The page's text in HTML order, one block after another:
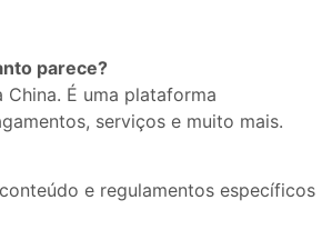
parece?
É uma plataforma
serviços e muito mais.
e regulamentos específicos